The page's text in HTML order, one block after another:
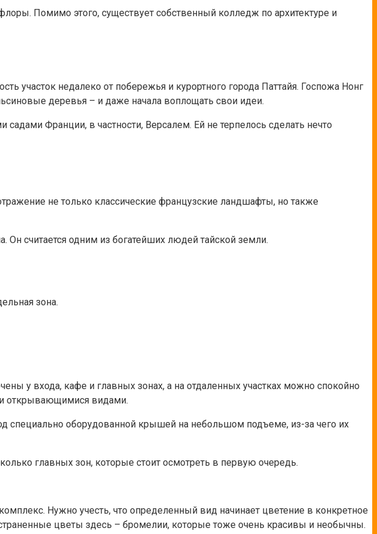
Помимо этого, существует собственный колледж по архитектуре и
участок недалеко от побережья и курортного города Паттайя. Госпожа Нонг
деревья – и даже начала воплощать свои идеи.
Франции, в частности, Версалем. Ей не терпелось сделать нечто
не только классические французские ландшафты, но также
Он считается одним из богатейших людей тайской земли.
зона.
у входа, кафе и главных зонах, а на отдаленных участках можно спокойно
и открывающимися видами.
оборудованной крышей на небольшом подъеме, из-за чего их
главных зон, которые стоит осмотреть в первую очередь.
Нужно учесть, что определенный вид начинает цветение в конкретное
цветы здесь – бромелии, которые тоже очень красивы и необычны.